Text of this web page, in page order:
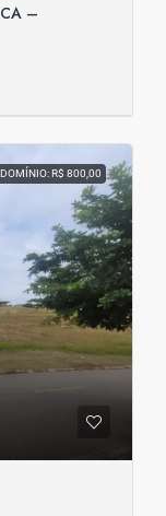
–
R$ 800,00